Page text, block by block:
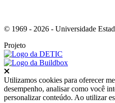
© 1969 - 2026 - Universidade
Projeto
Utilizamos cookies para oferecer
desempenho, analisar como você
personalizar conteúdo. Ao utilizar